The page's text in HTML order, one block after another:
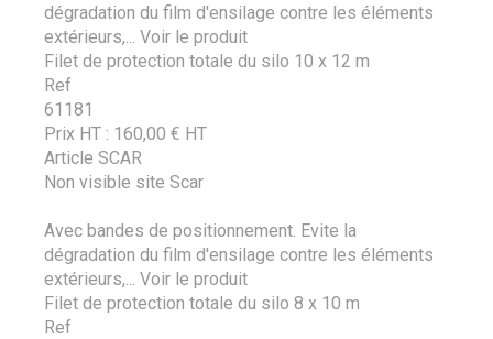
dégradation du film d'ensilage contre les éléments
extérieurs,...
Voir le produit
Filet de protection totale du silo 10 x 12 m
Ref
61181
Prix HT : 160,00 € HT
Article SCAR
Non visible site Scar
Avec bandes de positionnement. Evite la
dégradation du film d'ensilage contre les éléments
extérieurs,...
Voir le produit
Filet de protection totale du silo 8 x 10 m
Ref